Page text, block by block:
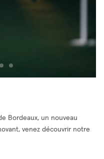
Bordeaux, un nouveau
venez découvrir notre